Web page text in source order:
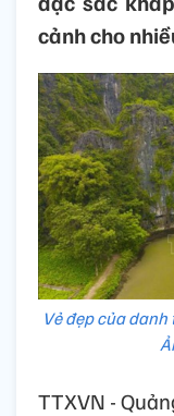
cảnh cho
Vẻ đẹp của
TTXVN -